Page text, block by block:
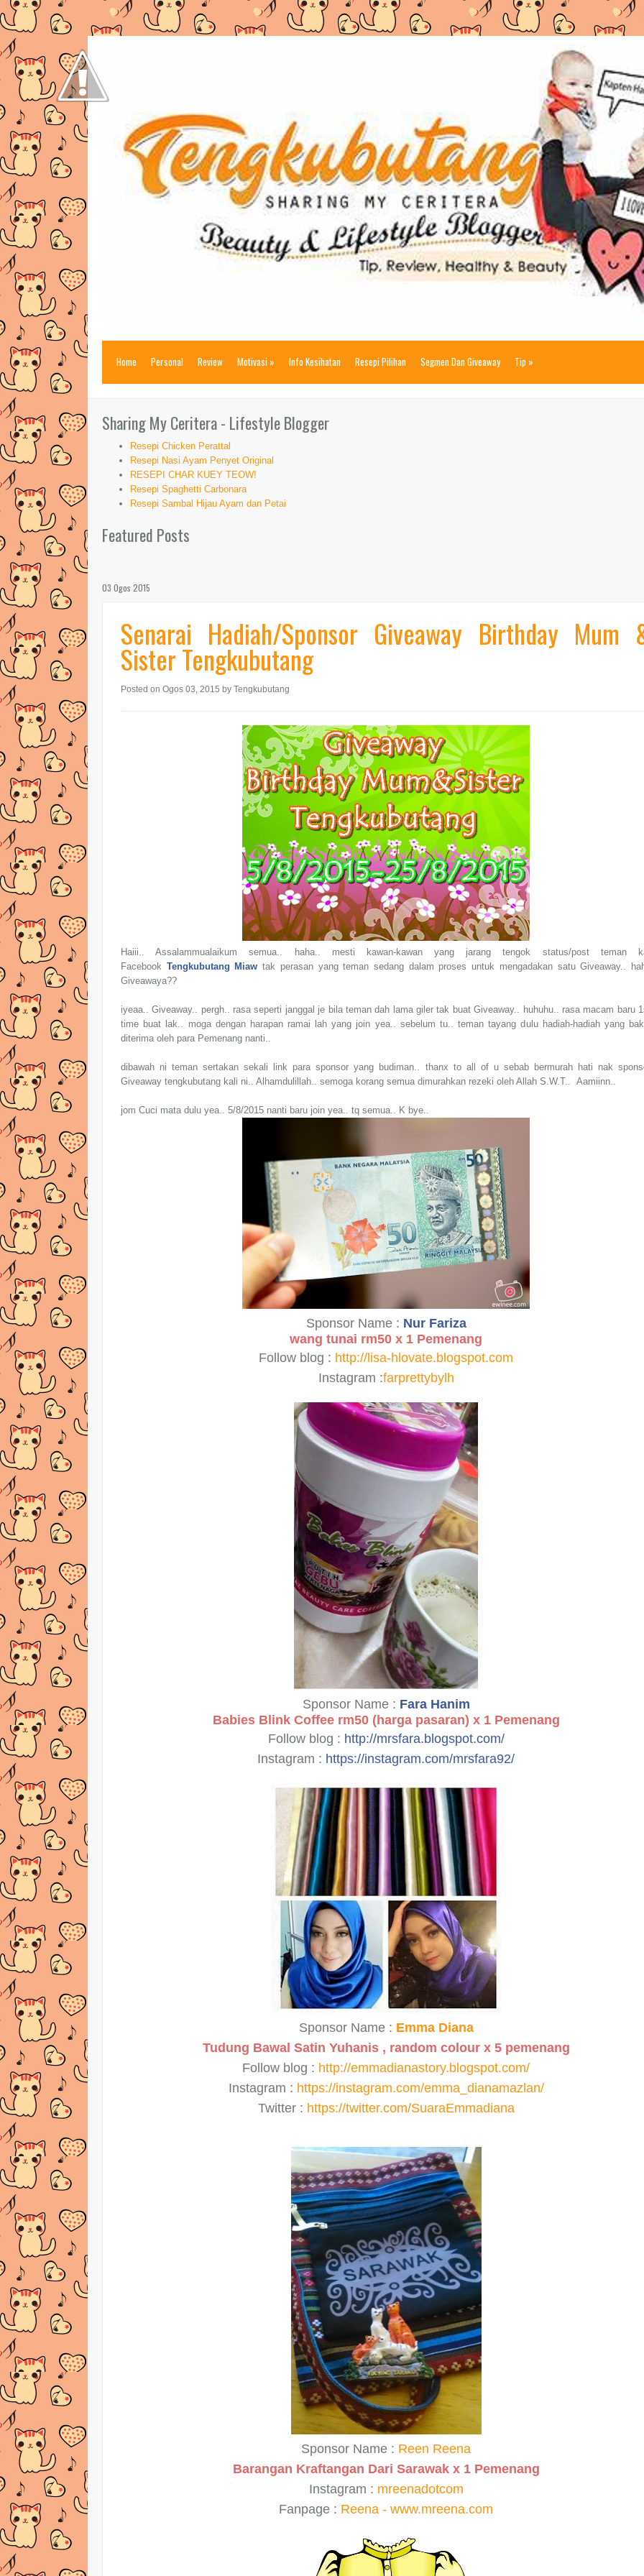
Home Personal Review Motivasi » Info Kesihatan Resepi Pilihan Segmen Dan Giveaway Tip »
Sharing My Ceritera - Lifestyle Blogger
Resepi Chicken Perattal
Resepi Nasi Ayam Penyet Original
RESEPI CHAR KUEY TEOW!
Resepi Spaghetti Carbonara
Resepi Sambal Hijau Ayam dan Petai
Featured Posts
03 Ogos 2015
Senarai Hadiah/Sponsor Giveaway Birthday Mum
Sister Tengkubutang
Posted on Ogos 03, 2015 by Tengkubutang
Haiii.. Assalammualaikum semua.. haha.. mesti kawan-kawan yang jarang tengok status/post teman
Facebook Tengkubutang Miawtak perasan yang teman sedang dalam proses untuk mengadakan satu Giveaway..
Giveawaya??
iyeaa.. Giveaway.. pergh.. rasa seperti janggal je bila teman dah lama giler tak buat Giveaway.. huhuhu.. rasa macam baru
time buat lak.. moga dengan harapan ramai lah yang join yea.. sebelum tu.. teman tayang d ulu hadiah-hadiah yang
diterima oleh para Pemenang nanti..
dibawah ni teman sertakan sekali link para sponsor yang budiman.. thanx to all of u sebab bermurah hati nak
Giveaway tengkubutang kali ni.. Alhamdulillah.. semoga korang semua dimurahkan rezeki oleh Allah S.W.T.. Aamiinn..
jom Cuci mata dulu yea.. 5/8/2015 nanti baru join yea.. tq semua.. K bye..
Sponsor Name : Nur Fariza
wang tunai rm50 x 1 Pemenang
Follow blog : http://lisa-hlovate.blogspot.com
Instagram :farprettybylh
Sponsor Name : Fara Hanim
Babies Blink Coffee rm50 (harga pasaran) x 1 Pemenang
Follow blog : http://mrsfara.blogspot.com/
Instagram : https://instagram.com/mrsfara92/
Sponsor Name : Emma Diana
Tudung Bawal Satin Yuhanis , random colour x 5 pemenang
Follow blog : http://emmadianastory.blogspot.com/
Instagram : https://instagram.com/emma_dianamazlan/
Twitter : https://twitter.com/SuaraEmmadiana
Sponsor Name : Reen Reena
Barangan Kraftangan Dari Sarawak x 1 Pemenang
Instagram : mreenadotcom
Fanpage : Reena - www.mreena.com